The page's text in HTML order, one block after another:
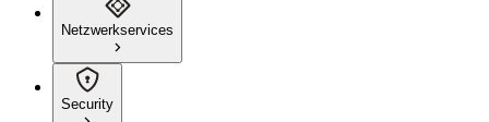
Netzwerkservices
Security